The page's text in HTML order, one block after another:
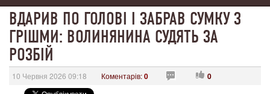
ВДАРИВ ПО ГОЛОВІ І ЗАБРАВ СУМКУ З
ГРІШМИ: ВОЛИНЯНИНА СУДЯТЬ ЗА
РОЗБІЙ
10 Червня 2026 09:18 Коментарів:0 0